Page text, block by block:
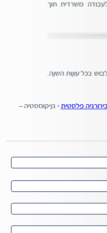
משרדית תוך
בכל עונות השנה.
פלסטית> גניקומסטיה –